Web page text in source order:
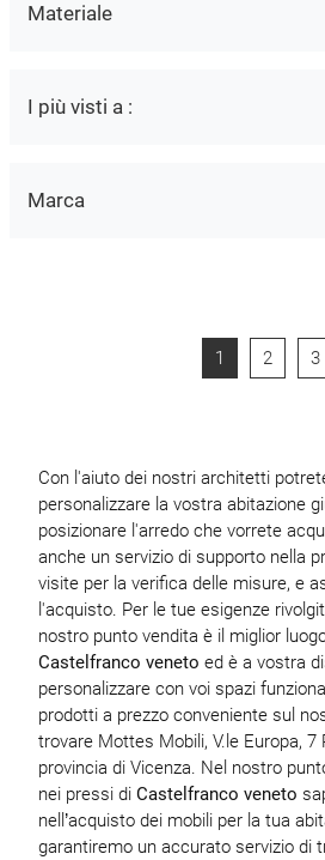
Materiale
I più visti a :
Marca
1 2 3
Con l'aiuto dei nostri architetti
personalizzare la vostra abitazione
posizionare l'arredo che vorrete
anche un servizio di supporto nella
visite per la verifica delle misure, e
l'acquisto. Per le tue esigenze
nostro punto vendita è il miglior
Castelfranco veneto ed è a vostra
personalizzare con voi spazi
prodotti a prezzo conveniente sul
trovare Mottes Mobili, V.le Europa, 7
provincia di Vicenza. Nel nostro
nei pressi di Castelfranco veneto
nell’acquisto dei mobili per la tua
garantiremo un accurato servizio di